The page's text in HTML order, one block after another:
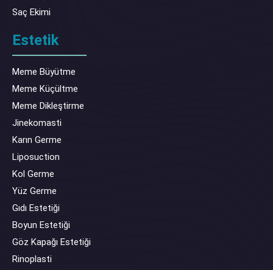
Saç Ekimi
Estetik
Meme Büyütme
Meme Küçültme
Meme Dikleştirme
Jinekomasti
Karın Germe
Liposuction
Kol Germe
Yüz Germe
Gıdı Estetiği
Boyun Estetiği
Göz Kapağı Estetiği
Rinoplasti